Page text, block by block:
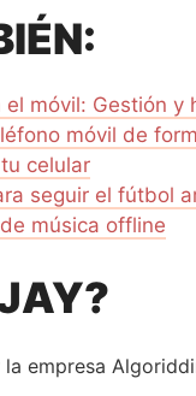
móvil: Gestión y
móvil de
celular
seguir el fútbol
música offline
empresa